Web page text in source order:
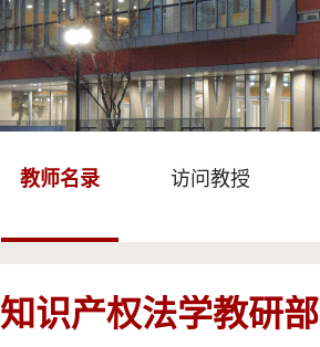
教师名录 访问教授
知识产权法学教研部